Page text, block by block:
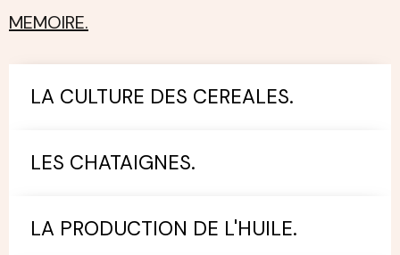
MEMOIRE.
LA CULTURE DES CEREALES.
LES CHATAIGNES.
LA PRODUCTION DE L'HUILE.